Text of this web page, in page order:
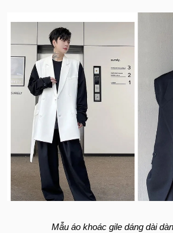
Mẫu áo khoác gile dáng dài